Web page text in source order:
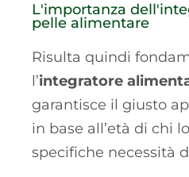
L'importanza
pelle alimentare
Risulta quindi
l’integratore
garantisce il giusto
in base all’età di chi
specifiche necessità